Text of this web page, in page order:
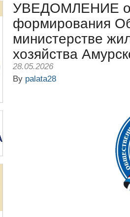
УВЕДОМЛЕНИЕ о
формирования
министерстве
хозяйства
28.05.2026
By palata28